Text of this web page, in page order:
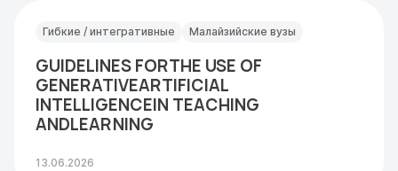
Гибкие / интегративные Малайзийские вузы
GUIDELINES FORTHE USE OF
GENERATIVEARTIFICIAL
INTELLIGENCEIN TEACHING
ANDLEARNING
13.06.2026